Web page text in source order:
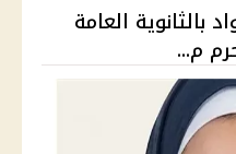
الراسب في 3 مواد بالثانوية العامة
م...